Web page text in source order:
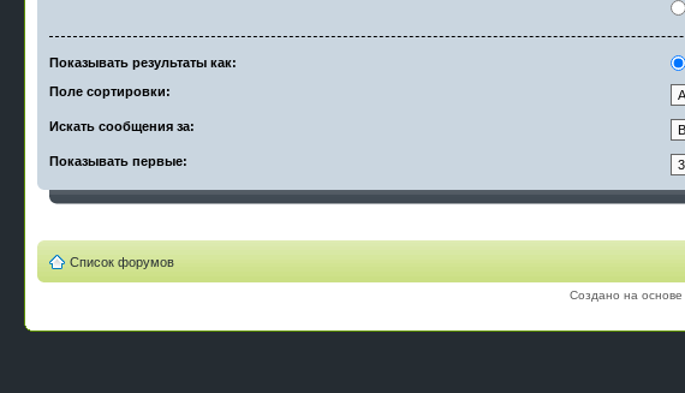
Показывать результаты как:
Поле сортировки:
Искать сообщения за:
Показывать первые:
Список форумов
Создано на основе